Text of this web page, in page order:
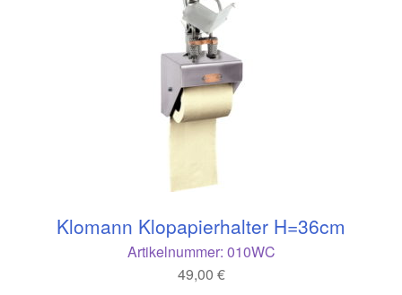
Klomann Klopapierhalter H=36cm
Artikelnummer: 010WC
49,00 €